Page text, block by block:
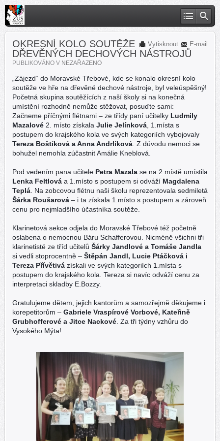
E-mail
Vytisknout
OKRESNÍ KOLO SOUTĚŽE
DŘEVĚNÝCH DECHOVÝCH NÁSTROJŮ
PUBLIKOVÁNO V NEZAŘAZENO
„Zájezd“ do Moravské Třebové, kde se konalo okresní kolo
soutěže ve hře na dřevěné dechové nástroje, byl veleúspěšný!
Početná skupina soutěžících z naší školy si na konečná
umístění rozhodně nemůže stěžovat, posuďte sami:
Začneme příčnými flétnami – ze třídy paní učitelky Ludmily
Mazalové 2. místo získala Julie Jelínková , 1.místa s
postupem do krajského kola ve svých kategoriích vybojovaly
Tereza Boštíková a Anna Andrlíková . Z důvodu nemoci se
bohužel nemohla zúčastnit Amálie Kneblová.
Pod vedením pana učitele Petra Mazala se na 2.místě umístila
Lenka Feltlová a 1.místo s postupem si odváží Magdalena
Teplá . Na zobcovou flétnu naši školu reprezentovala sedmiletá
Šárka Roušarová – i ta získala 1.místo s postupem a zároveň
cenu pro nejmladšího účastníka soutěže.
Klarinetová sekce odjela do Moravské Třebové též početně
oslabena o nemocnou Báru Schafferovou. Nicméně všichni tři
klarinetisté ze tříd učitelů Šárky Jandlové a Tomáše Jandla
si vedli stoprocentně – Štěpán Jandl, Lucie Ptáčková i
Tereza Přívětivá získali ve svých kategoriích 1.místa s
postupem do krajského kola. Tereza si navíc odváží cenu za
interpretaci skladby E.Bozzy.
Gratulujeme dětem, jejich kantorům a samozřejmě děkujeme i
korepetitorům – Gabriele Vraspírové Vorbové, Kateřině
Grubhofferové a Jitce Nackové . Za tři týdny vzhůru do
Vysokého Mýta!